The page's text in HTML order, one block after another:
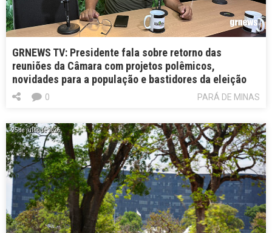
GRNEWS TV: Presidente fala sobre retorno das
reuniões da Câmara com projetos polêmicos,
novidades para a população e bastidores da eleição
PARÁ DE MINAS
0
25 de julho de 2026